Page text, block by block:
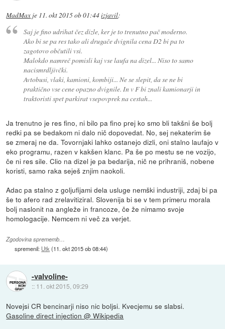
MadMax je 11. okt 2015 ob 01:44izjavil:
Saj je fino udrihat čez dizle, ker je to trenutno pač moderno.
Ako bi se pa res tako ali drugače dvignila cena D2 bi pa to
zagotovo občutili vsi.
Malokdo namreč pomisli kaj vse laufa na dizel... Niso to samo
nacismrdljivčki.
Avtobusi, vlaki, kamioni, kombiji... Ne se slepit, da se ne bi
praktično vse cene opazno dvignile. In v F bi znali kamionarji in
traktoristi spet parkirat vsepovprek na cestah...
Ja trenutno je res fino, ni bilo pa fino prej ko smo bli takšni še bolj
redki pa se bedakom ni dalo nič dopovedat. No, sej nekaterim še
se zmeraj ne da. Tovornjaki lahko ostanejo dizli, oni stalno laufajo v
eko programu, razen v kakšen klanc. Pa še po mestu se ne vozijo,
če ni res sile. Clio na dizel je pa bedarija, nič ne prihraniš, nobene
koristi, samo raka seješ znjim naokoli.
Adac pa stalno z goljufijami dela usluge nemški industriji, zdaj bi pa
še to afero rad zrelavitiziral. Slovenija bi se v tem primeru morala
bolj naslonit na angleže in francoze, če že nimamo svoje
homologacije. Nemcem ni več za verjet.
Zgodovina sprememb…
spremenil: Utk(11. okt 2015 ob 08:44)
-valvoline-
:: 11. okt 2015, 09:29
Novejsi CR bencinarji niso nic boljsi. Kvecjemu se slabsi.
Gasoline direct injection @ Wikipedia